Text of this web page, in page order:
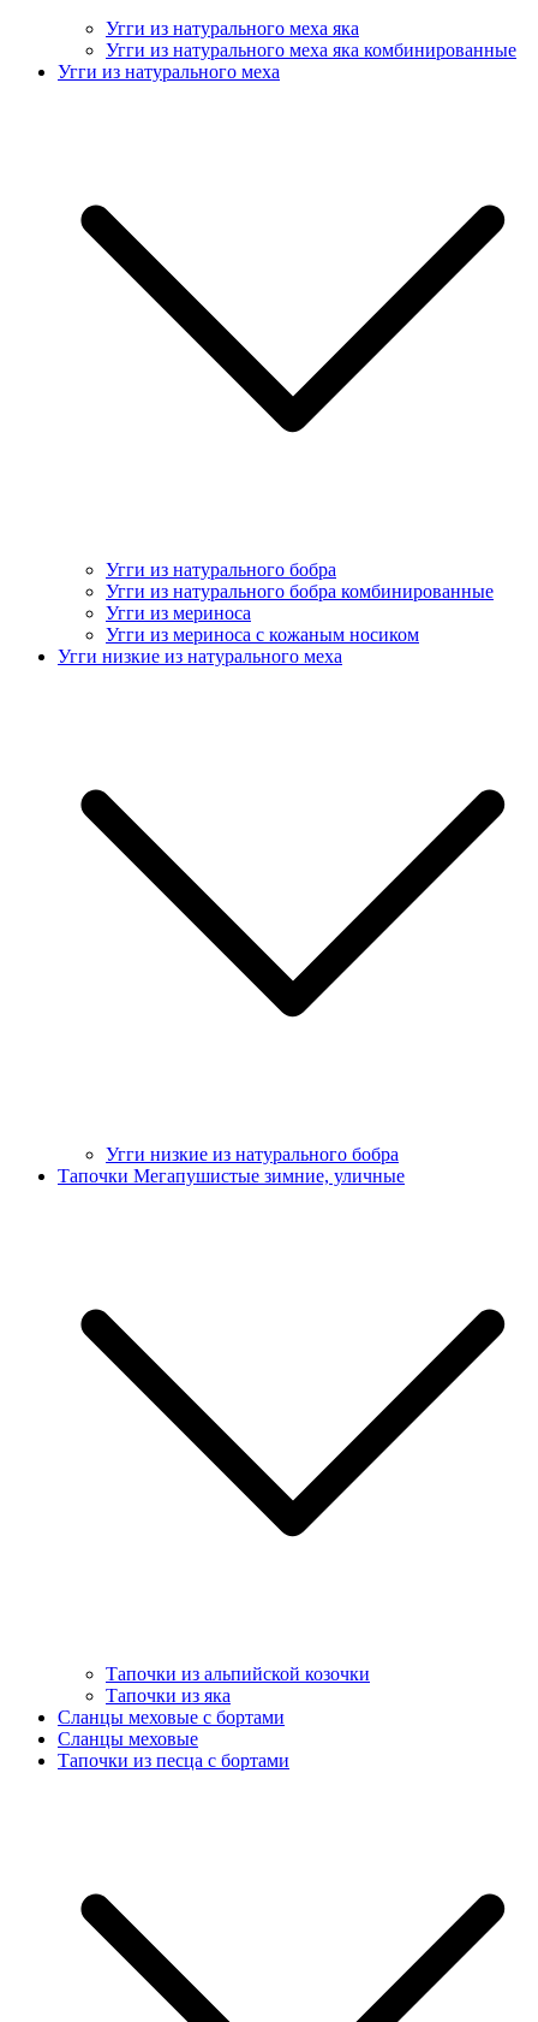
Угги из натурального меха яка
Угги из натурального меха яка комбинированные
Угги из натурального меха
Угги из натурального бобра
Угги из натурального бобра комбинированные
Угги из мериноса
Угги из мериноса с кожаным носиком
Угги низкие из натурального меха
Угги низкие из натурального бобра
Тапочки Мегапушистые зимние, уличные
Тапочки из альпийской козочки
Тапочки из яка
Сланцы меховые с бортами
Сланцы меховые
Тапочки из песца с бортами